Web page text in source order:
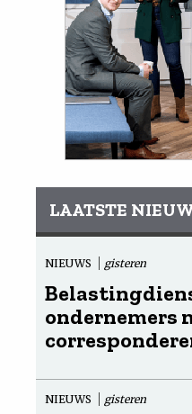
LAATSTE
NIEUWS gisteren
ondernemers
NIEUWS gisteren